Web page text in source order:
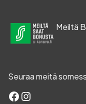
Meiltä
Seuraa meitä
Facebook
Instagram